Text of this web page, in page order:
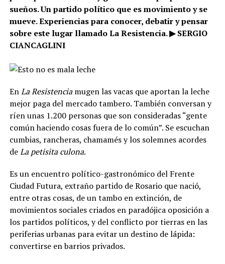
sueños. Un partido político que es movimiento y se
mueve. Experiencias para conocer, debatir y pensar
sobre este lugar llamado La Resistencia. ▶ SERGIO
CIANCAGLINI
EnLa Resistenciamugen las vacas que aportan la leche
mejor paga del mercado tambero. También conversan y
ríen unas 1.200 personas que son consideradas “gente
común haciendo cosas fuera de lo común”. Se escuchan
cumbias, rancheras, chamamés y los solemnes acordes
deLa petisita culona.
Es un encuentro político-gastronómico del Frente
Ciudad Futura, extraño partido de Rosario que nació,
entre otras cosas, de un tambo en extinción, de
movimientos sociales criados en paradójica oposición a
los partidos políticos, y del conflicto por tierras en las
periferias urbanas para evitar un destino de lápida:
convertirse en barrios privados.